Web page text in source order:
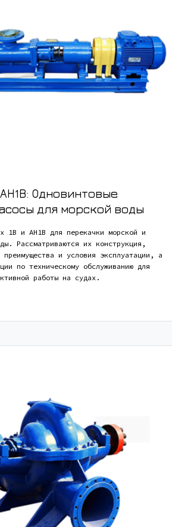
Одновинтовые
для морской воды
1В и АН1В для перекачки морской и
Рассматриваются их конструкция,
и условия эксплуатации, а
по техническому обслуживанию для
работы на судах.